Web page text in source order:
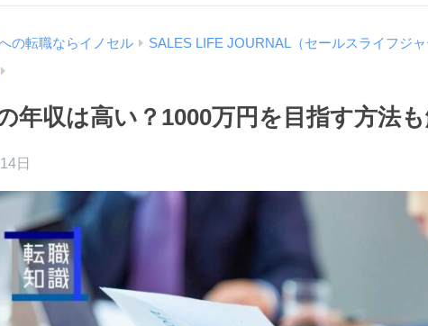
の転職ならイノセル SALES LIFE JOURNAL（セールスライフジャ
年収は高い？1000万円を目指す方法
日